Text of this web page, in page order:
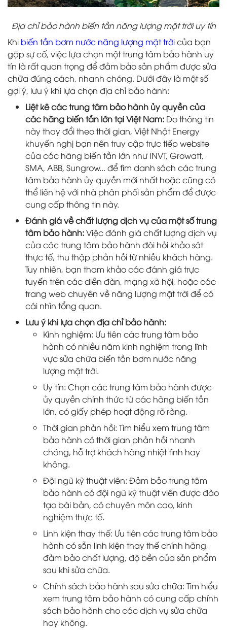
Địa chỉ bảo hành biến tần năng lượng mặt trời uy tín
Khi biến tần bơm nước năng lượng mặt trờicủa bạn
gặp sự cố, việc lựa chọn một trung tâm bảo hành uy
tín là rất quan trọng để đảm bảo sản phẩm được sửa
chữa đúng cách, nhanh chóng. Dưới đây là một số
gợi ý, lưu ý khi lựa chọn địa chỉ bảo hành:
Liệt kê các trung tâm bảo hành ủy quyền của
các hãng biến tần lớn tại Việt Nam: Do thông tin
này thay đổi theo thời gian, Việt Nhật Energy
khuyến nghị bạn nên truy cập trực tiếp website
của các hãng biến tần lớn như INVT, Growatt,
SMA, ABB, Sungrow... để tìm danh sách các trung
tâm bảo hành ủy quyền mới nhất hoặc cũng có
thể liên hệ với nhà phân phối sản phẩm để được
cung cấp thông tin này.
Đánh giá về chất lượng dịch vụ của một số trung
tâm bảo hành:Việc đánh giá chất lượng dịch vụ
của các trung tâm bảo hành đòi hỏi khảo sát
thực tế, thu thập phản hồi từ nhiều khách hàng.
Tuy nhiên, bạn tham khảo các đánh giá trực
tuyến trên các diễn đàn, mạng xã hội, hoặc các
trang web chuyên về năng lượng mặt trời để có
cái nhìn tổng quan.
Lưu ý khi lựa chọn địa chỉ bảo hành:
Kinh nghiệm: Ưu tiên các trung tâm bảo
hành có nhiều năm kinh nghiệm trong lĩnh
vực sửa chữa biến tần bơm nước năng
lượng mặt trời.
Uy tín: Chọn các trung tâm bảo hành được
ủy quyền chính thức từ các hãng biến tần
lớn, có giấy phép hoạt động rõ ràng.
Thời gian phản hồi: Tìm hiểu xem trung tâm
bảo hành có thời gian phản hồi nhanh
chóng, hỗ trợ khách hàng nhiệt tình hay
không.
Đội ngũ kỹ thuật viên: Đảm bảo trung tâm
bảo hành có đội ngũ kỹ thuật viên được đào
tạo bài bản, có chuyên môn cao, kinh
nghiệm thực tế.
Linh kiện thay thế: Ưu tiên các trung tâm bảo
hành có sẵn linh kiện thay thế chính hãng,
đảm bảo chất lượng, độ bền của sản phẩm
sau khi sửa chữa.
Chính sách bảo hành sau sửa chữa: Tìm hiểu
xem trung tâm bảo hành có cung cấp chính
sách bảo hành cho các dịch vụ sửa chữa
hay không.